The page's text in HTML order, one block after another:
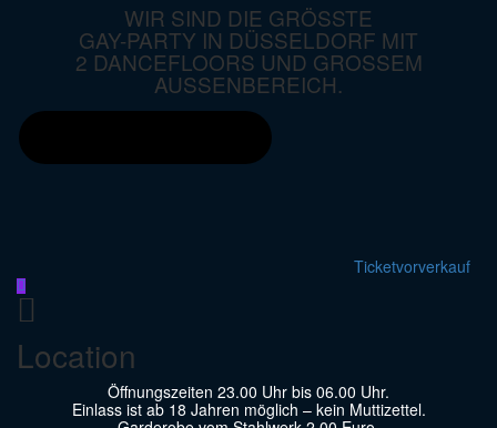
WIR SIND DIE GRÖSSTE
GAY-PARTY IN DÜSSELDORF MIT
2 DANCEFLOORS UND GROSSEM A
USSENBEREICH.
Ticketvorverkauf
Location
Öffnungszeiten 23.00 Uhr bis 06.00 Uhr.
Einlass ist ab 18 Jahren möglich – kein Muttizettel.